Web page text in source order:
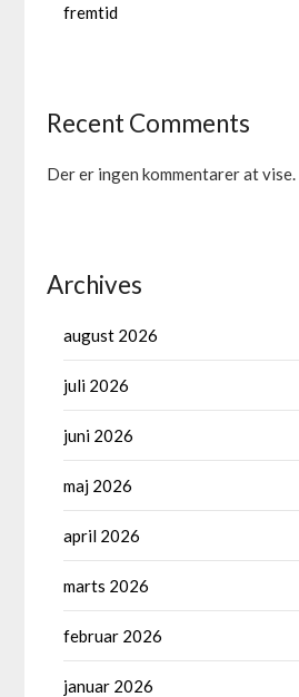
fremtid
Recent Comments
Der er ingen kommentarer at vise.
Archives
august 2026
juli 2026
juni 2026
maj 2026
april 2026
marts 2026
februar 2026
januar 2026